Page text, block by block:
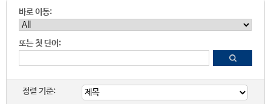
바로 이동:
또는 첫 단어:
정렬 기준: